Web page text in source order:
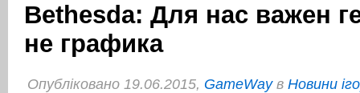
Bethesda: Для нас важен
не графика
Опубліковано 19.06.2015, GameWayв Новини